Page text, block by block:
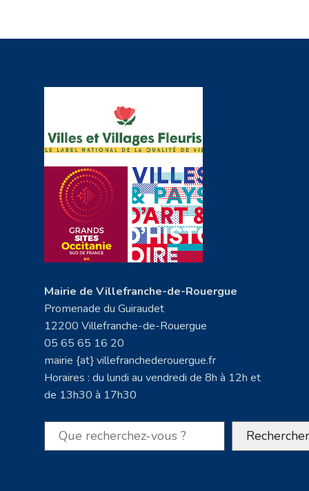
Mairie de Villefranche-de-Rouergue
Promenade du Guiraudet
12200 Villefranche-de-Rouergue
05 65 65 16 20
mairie {at} villefranchederouergue.fr
Horaires : du lundi au vendredi de 8h à 12h et
de 13h30 à 17h30
Rechercher Rechercher